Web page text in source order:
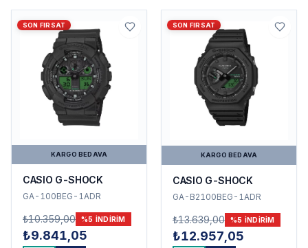
SON FIRSAT
KARGO BEDAVA
CASIO G-SHOCK
GA-100BEG-1ADR
₺10.359,00 %5 INDIRIM
₺9.841,05
SON FIRSAT
KARGO BEDAVA
CASIO G-SHOCK
GA-B2100BEG-1ADR
₺13.639,00 %5 INDIRIM
₺12.957,05